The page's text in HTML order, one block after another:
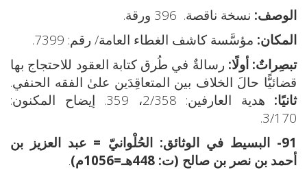
الوصف: نسخة ناقصة. 396 ورقة.
المكان: مؤسَّسة كاشف الغطاء العامة/ رقم: 7399.
تبصِراتٌ: أولًا: رسالةٌ في طُرق كتابة العقود للاحتجاج بها
قضائيًّا حالَ الخلاف بين المتعاقِدَين علىٰ الفقه الحنفي.
ثانيًا:
هدية العارفين: 2/358، 359. إيضاح المكنون:
3/170.
91- البسيط في الوثائق:
الحُلْوانيّ = عبد العزيز بن
أحمد بن نصر بن صالح (ت: 448هـ=1056م)
.